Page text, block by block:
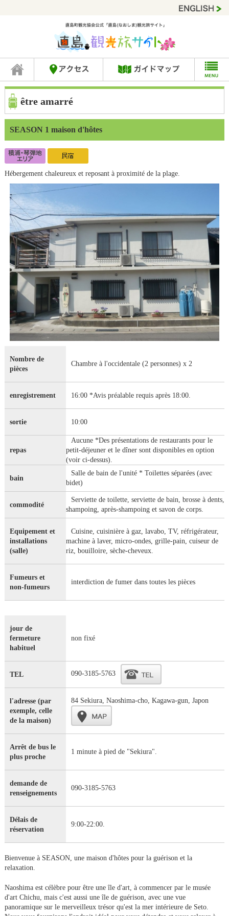
être amarré
SEASON 1 maison d'hôtes
Hébergement chaleureux et reposant à proximité de la plage.
Nombre de
pièces
Chambre à l'occidentale (2 personnes) x 2
enregistrement 16:00 *Avis préalable requis après 18:00.
sortie 10:00
repas
Aucune *Des présentations de restaurants pour le
petit-déjeuner et le dîner sont disponibles en option
(voir ci-dessus).
bain
Salle de bain de l'unité * Toilettes séparées (avec
bidet)
commodité
Serviette de toilette, serviette de bain, brosse à dents,
shampoing, après-shampoing et savon de corps.
Equipement et
installations
(salle)
Cuisine, cuisinière à gaz, lavabo, TV, réfrigérateur,
machine à laver, micro-ondes, grille-pain, cuiseur de
riz, bouilloire, sèche-cheveux.
Fumeurs et
non-fumeurs
interdiction de fumer dans toutes les pièces
jour de
fermeture
habituel
non fixé
TEL 090-3185-5763
l'adresse (par
exemple, celle
de la maison)
84 Sekiura, Naoshima-cho, Kagawa-gun, Japon
Arrêt de bus le
plus proche
1 minute à pied de "Sekiura".
demande de
renseignements
090-3185-5763
Délais de
réservation
9:00-22:00.
Bienvenue à SEASON, une maison d'hôtes pour la guérison et la
relaxation.
Naoshima est célèbre pour être une île d'art, à commencer par le musée
d'art Chichu, mais c'est aussi une île de guérison, avec une vue
panoramique sur le merveilleux trésor qu'est la mer intérieure de Seto.